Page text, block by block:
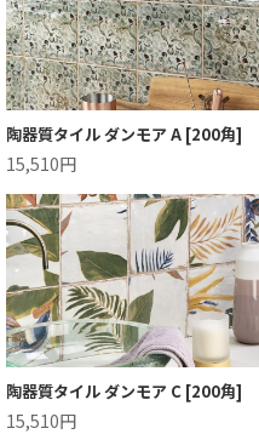
陶器質タイル ダンモア A [200角]
15,510円
陶器質タイル ダンモア C [200角]
15,510円